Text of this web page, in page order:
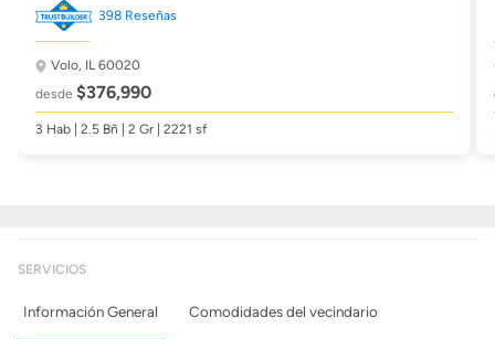
398 Reseñas
Volo, IL 60020
desde $376,990
3 Hab | 2.5 Bñ | 2 Gr | 2221 sf
SERVICIOS
Información General Comodidades del vecindario